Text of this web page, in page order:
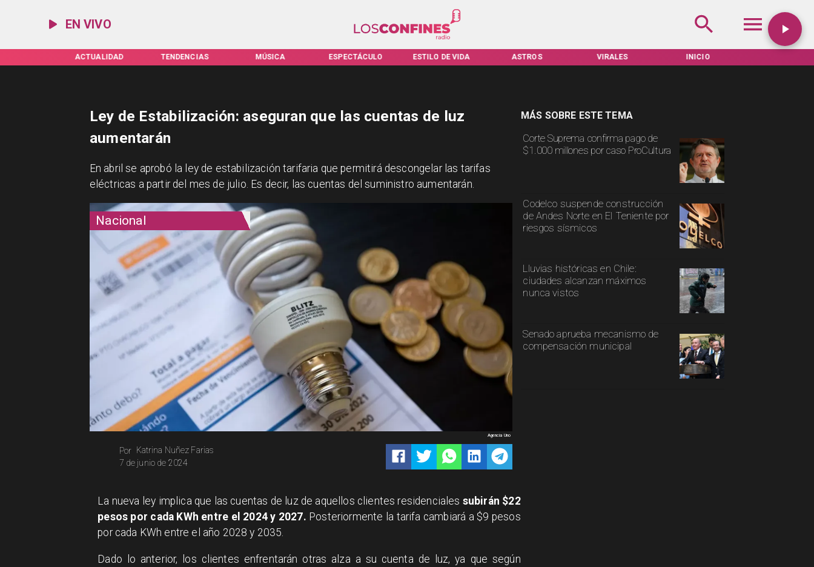
EN VIVO
ACTUALIDAD TENDENCIAS MÚSICA ESPECTÁCULO ESTILO DE VIDA ASTROS VIRALES INICIO
Nacional
Katrina Nuñez Farias
Por
7 de junio de 2024
Agencia Uno
Corte Suprema confirma pago de
$1.000 millones por caso ProCultura
Codelco suspende construcción
de Andes Norte en El Teniente por
riesgos sísmicos
Lluvias históricas en Chile:
ciudades alcanzan máximos
nunca vistos
Senado aprueba mecanismo de
compensación municipal
MÁS SOBRE ESTE TEMA
Ley de Estabilización: aseguran que las cuentas de luz
aumentarán
En abril se aprobó la ley de estabilización tarifaria que permitirá descongelar las tarifas
eléctricas a partir del mes de julio. Es decir, las cuentas del suministro aumentarán.
La nueva ley implica que las cuentas de luz de aquellos clientes residenciales subirán $22
pesos por cada KWh entre el 2024 y 2027. Posteriormente la tarifa cambiará a $9 pesos
por cada KWh entre el año 2028 y 2035.
Dado lo anterior, los clientes enfrentarán otras alza a su cuenta de luz, ya que según